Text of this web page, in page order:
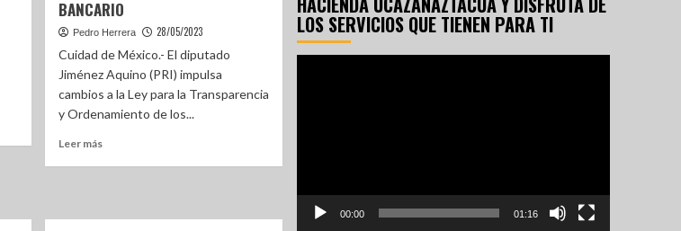
BANCARIO
Pedro Herrera 28/05/2023
Cuidad de México.- El diputado
Jiménez Aquino (PRI) impulsa
cambios a la Ley para la Transparencia
y Ordenamiento de los...
Leer más
LOS SERVICIOS QUE TIENEN PARA TI
00:00 01:16